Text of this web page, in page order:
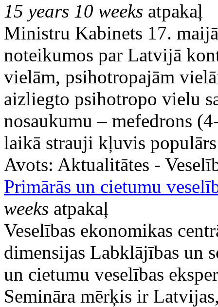
15 years 10 weeks atpakaļ
Ministru Kabinets 17.
noteikumos par Latvijā
vielām, psihotropajām
aizliegto psihotropo vielu
nosaukumu – mefedrons
laikā strauji kļuvis
Avots: Aktualitātes -
Primārās un cietumu
weeks atpakaļ
Veselības ekonomikas
dimensijas Labklājības un
un cietumu veselības
Semināra mērķis ir